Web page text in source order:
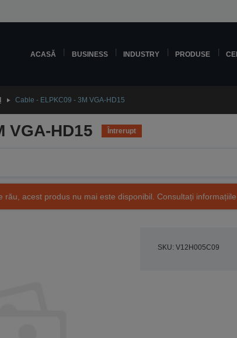
ACASĂ BUSINESS INDUSTRY PRODUSE
Cable - ELPKC09 - 3M VGA-HD15
VGA-HD15 Întrerupt
rău, acest produs nu mai este disponibil. Consultați
SKU: V12H005C09